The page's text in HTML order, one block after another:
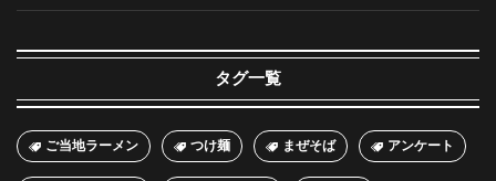
タグ一覧
ご当地ラーメン つけ麺 まぜそば アンケート